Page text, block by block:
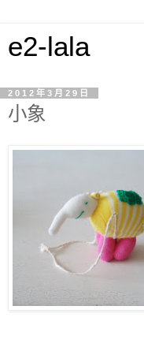
e2-lala
2012年3月29日
小象